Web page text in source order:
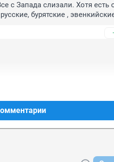
с Запада слизали. Хотя есть
бурятские ,